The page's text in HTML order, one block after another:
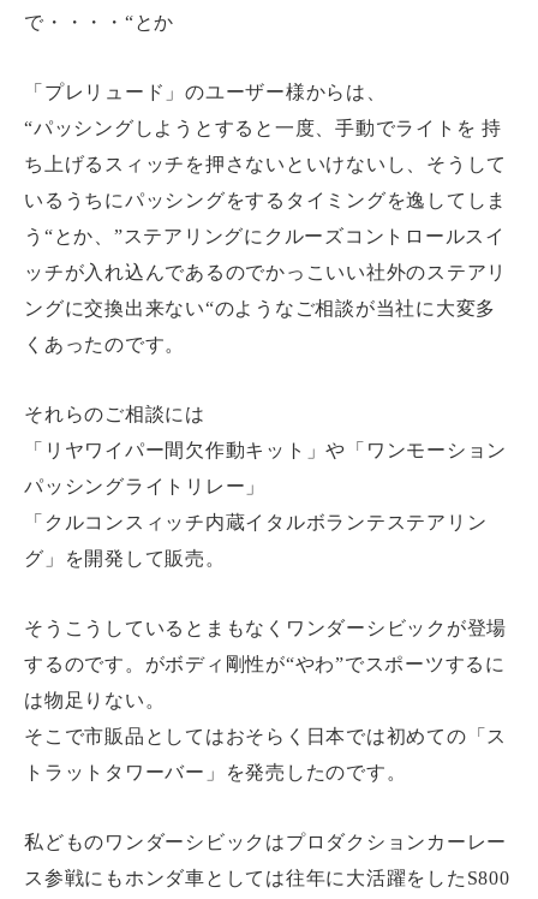
キャンペーン：夏のお買い得（ 2026年07月03日- 2
各種オーバーホール
特選中古車
HONDA INTEGRA TYPE R DC5
HONDA CITY CZ-i GA2
ACCESS
で・・・・“とか
「プレリュード」のユーザー様からは、
“パッシングしようとすると一度、手動でライトを 持
ち上げるスィッチを押さないといけないし、そうして
いるうちにパッシングをするタイミングを逸してしま
う“とか、”ステアリングにクルーズコントロールスイ
ッチが入れ込んであるのでかっこいい社外のステアリ
ングに交換出来ない“のようなご相談が当社に大変多
くあったのです。
それらのご相談には
「リヤワイパー間欠作動キット」や「ワンモーション
パッシングライトリレー」
「クルコンスィッチ内蔵イタルボランテステアリン
グ」を開発して販売。
そうこうしているとまもなくワンダーシビックが登場
するのです。がボディ剛性が“やわ”でスポーツするに
は物足りない。
そこで市販品としてはおそらく日本では初めての「ス
トラットタワーバー」を発売したのです。
私どものワンダーシビックはプロダクションカーレー
ス参戦にもホンダ車としては往年に大活躍をしたS800